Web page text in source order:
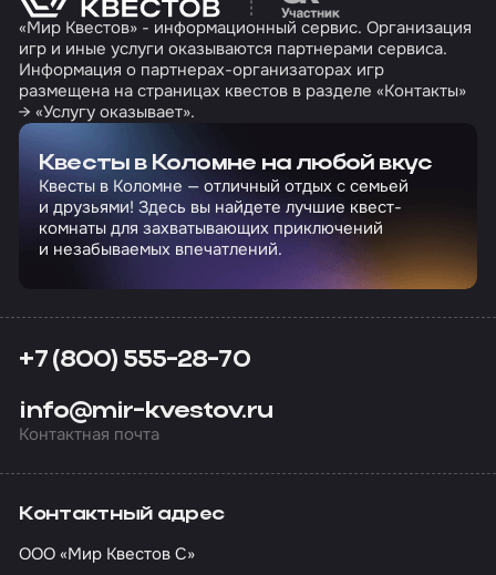
«Мир Квестов» - информационный сервис. Организация
игр и иные услуги оказываются партнерами сервиса.
Информация о партнерах-организаторах игр
размещена на страницах квестов в разделе «Контакты»
→ «Услугу оказывает».
Квесты в Коломне на любой вкус
Квесты в Коломне — отличный отдых с семьей
и друзьями! Здесь вы найдете лучшие квест-
комнаты для захватывающих приключений
и незабываемых впечатлений.
+7 (800) 555-28-70
info@mir-kvestov.ru
Контактная почта
Контактный адрес
ООО «Мир Квестов С»